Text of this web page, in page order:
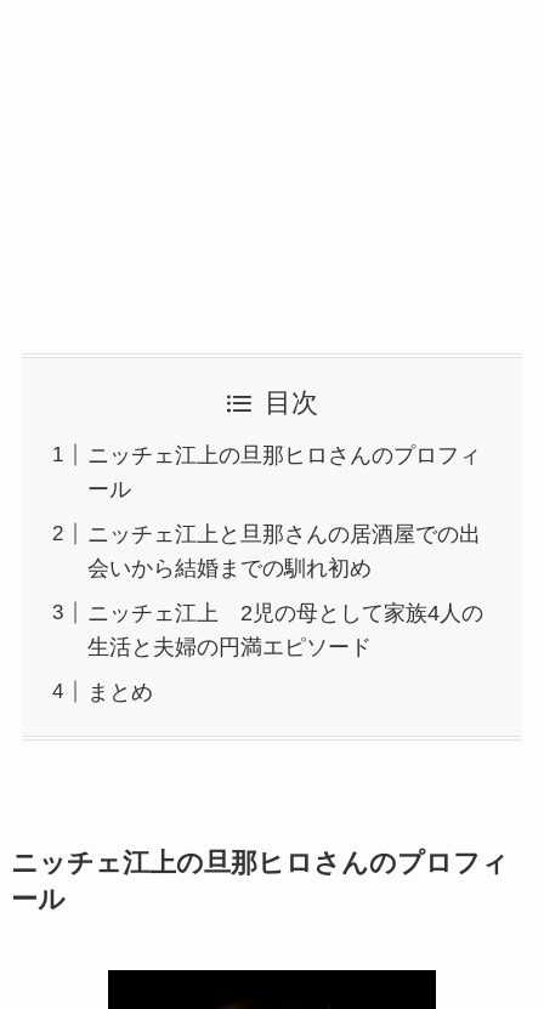
目次
ニッチェ江上の旦那ヒロさんのプロフィ
ール
ニッチェ江上と旦那さんの居酒屋での出
会いから結婚までの馴れ初め
ニッチェ江上 2児の母として家族4人の
生活と夫婦の円満エピソード
まとめ
ニッチェ江上の旦那ヒロさんのプロフィ
ール